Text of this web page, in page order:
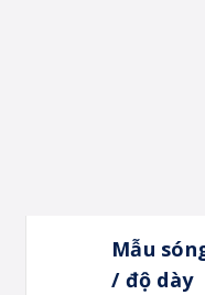
Mẫu
/ độ dày